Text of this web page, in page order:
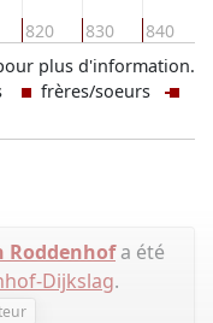
820 830 840
plus d'information.
frères/soeurs
Roddenhofa été
Dijkslag.